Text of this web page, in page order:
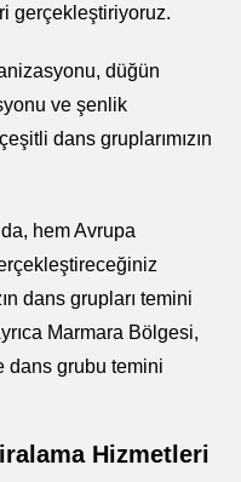
gerçekleştiriyoruz.
düğün
ve şenlik
dans gruplarımızın
hem Avrupa
dans grupları temini
Marmara Bölgesi,
dans grubu temini
Hizmetleri